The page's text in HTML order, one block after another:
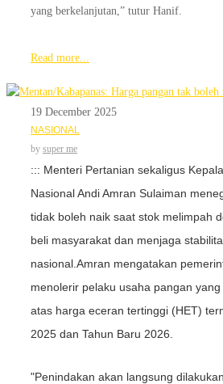
yang berkelanjutan,” tutur Hanif.
Read more...
19 December 2025
NASIONAL
by super me
::: Menteri Pertanian sekaligus
Nasional Andi Amran Sulaiman
tidak boleh naik saat stok melimpah
beli masyarakat dan menjaga
nasional. Amran mengatakan
menolerir pelaku usaha pangan
atas harga eceran tertinggi (HET)
2025 dan Tahun Baru 2026.
"Penindakan akan langsung